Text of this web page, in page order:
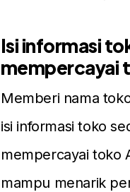
Isi informasi
mempercayai
Memberi nama
isi informasi toko
mempercayai toko
mampu menarik